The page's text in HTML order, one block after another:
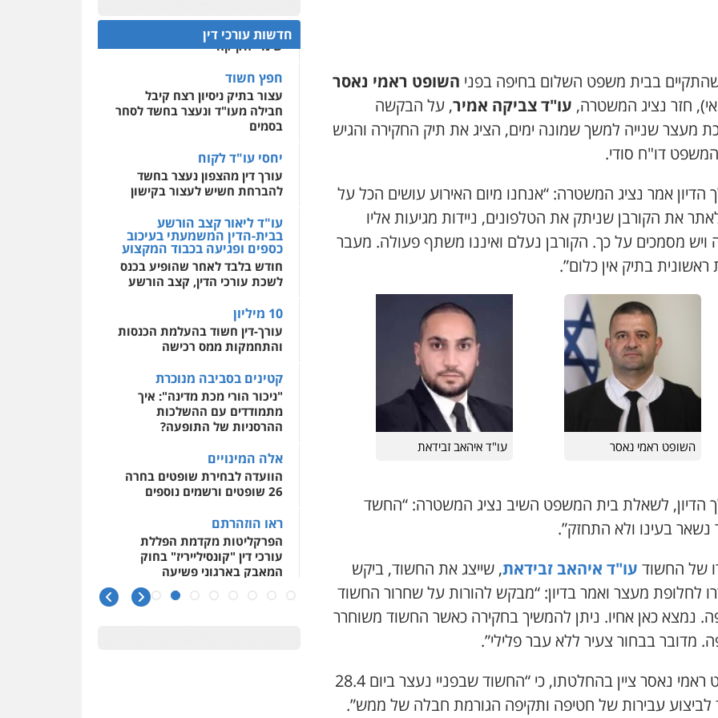
שהתקיים בבית משפט השלום בחיפה בפני השופט ראמי נאסר
עו"ד צביקה אמיר, על הבקשה
מעצר שנייה למשך שמונה ימים, הציג את תיק החקירה והגיש
דו"ח סודי.
הדיון אמר נציג המשטרה: “אנחנו מיום האירוע עושים הכל על
את הקורבן שניתק את הטלפונים, ניידות מגיעות אליו
ויש מסמכים על כך. הקורבן נעלם ואיננו משתף פעולה. מעבר
ראשונית בתיק אין כלום”.
השופט ראמי נאסר עו"ד איהאב זבידאת
הדיון, לשאלת בית המשפט השיב נציג המשטרה: “החשד
נשאר בעינו ולא התחזק”.
של החשוד עו"ד איהאב זבידאת, שייצג את החשוד, ביקש
לחלופת מעצר ואמר בדיון: “מבקש להורות על שחרור החשוד
נמצא כאן אחיו. ניתן להמשיך בחקירה כאשר החשוד משוחרר
מדובר בבחור צעיר ללא עבר פלילי”.
השופט ראמי נאסר ציין בהחלטתו, כי “החשוד שבפניי נעצר ביום 28.4
עבירות של חטיפה ותקיפה הגורמת חבלה של ממש”.
ומעצרים סייבר ניהול
משברים פליליים
עו"ד דרוויש נאשף
0527448141
חליל ביאדי – משרד
פלילי דיני תעבורה
וחקירות פשיעה חמורה
אסירים
0509636895
פלילי
פשע עבירות המתה
עבירות מין
0509930581
עו"ד יפעת שוורץ סיל
פלילי תעבורה
עו"ד אליה חן ברק
וייצוג בחקירות ומעצרים
אסירים נוער
0525914163
עו"ד אריה פטר
לשעבר סגן מנהל המחלקה
0522508109
אחסון אתרים
מהירות
תמיכה שירותים מקצועיים
לעורכי דין
מרכז התחלה חדשה
אסירים
שירותים מקצועיים לעורכי
דין
0544500346
חדשות עורכי דין
המהפכה הטכנולגית שמחייבת
שינויי חקיקה
חפץ חשוד
עצור בתיק ניסיון רצח קיבל
חבילה מעו"ד ונעצר בחשד לסחר
בסמים
יחסי עו"ד לקוח
עורך דין מהצפון נעצר בחשד
להברחת חשיש לעצור בקישון
עו"ד ליאור קצב הורשע
בבית-הדין המשמעתי בעיכוב
כספים ופגיעה בכבוד המקצוע
חודש בלבד לאחר שהופיע בכנס
לשכת עורכי הדין, קצב הורשע
10 מיליון
עורך-דין חשוד בהעלמת הכנסות
והתחמקות ממס רכישה
קטינים בסביבה מנוכרת
"ניכור הורי מכת מדינה": איך
מתמודדים עם ההשלכות
ההרסניות של התופעה?
אלה המינויים
הוועדה לבחירת שופטים בחרה
26 שופטים ורשמים נוספים
ראו הוזהרתם
הפרקליטות מקדמת הפללת
עורכי דין "קונסילייריז" בחוק
המאבק בארגוני פשיעה
משרות אמון